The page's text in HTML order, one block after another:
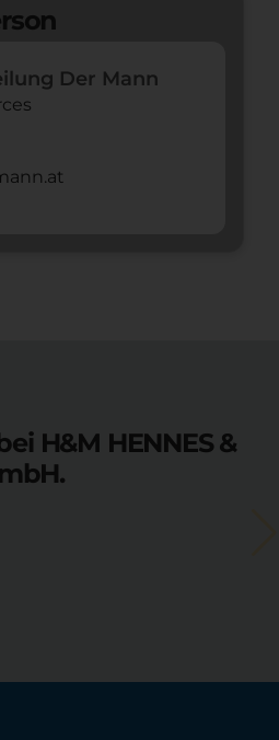
Der Mann
H&M HENNES &